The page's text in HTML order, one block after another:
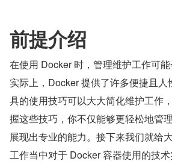
前提介绍
在使用 Docker 时，管理维护工作可能
实际上，Docker 提供了许多便捷且
具的使用技巧可以大大简化维护工作
握这些技巧，你不仅能够更轻松地管
展现出专业的能力。接下来我们就给
工作当中对于 Docker 容器使用的技